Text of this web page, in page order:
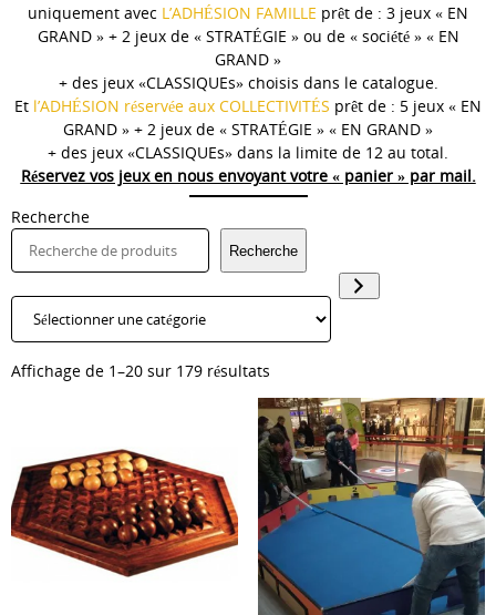
uniquement avec L’ADHÉSION FAMILLE prêt de : 3 jeux « EN
GRAND » + 2 jeux de « STRATÉGIE » ou de « société » « EN
GRAND »
+ des jeux «CLASSIQUEs» choisis dans le catalogue.
Et l’ADHÉSION réservée aux COLLECTIVITÉS prêt de : 5 jeux « EN
GRAND » + 2 jeux de « STRATÉGIE » « EN GRAND »
+ des jeux «CLASSIQUEs» dans la limite de 12 au total.
Réservez vos jeux en nous envoyant votre « panier » par mail.
Recherche
Recherche
Sélectionner
une
Affichage de 1–20 sur 179 résultats